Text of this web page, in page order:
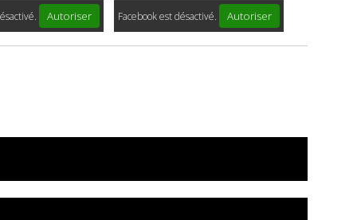
Autoriser Facebook est désactivé. Autoriser